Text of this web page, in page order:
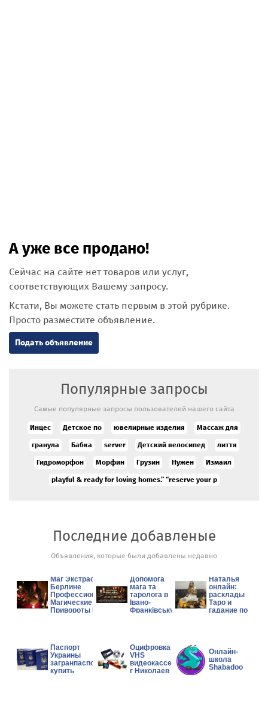
А уже все продано!
Сейчас на сайте нет товаров или услуг,
соответствующих Вашему запросу.
Кстати, Вы можете стать первым в этой рубрике.
Просто разместите объявление.
Подать объявление
Популярные запросы
Самые популярные запросы пользователей нашего сайта
Инцес Детское по ювелирные изделия Массаж для
гранула Бабка server Детский велосипед лиття
Гидроморфон Морфин Грузин Нужен Измаил
playful & ready for loving homes.” “reserve your p
Последние добавленые
Объявления, которые были добавлены недавно
Маг Экстрасенс в
Берлине
Профессиональные
Магические Услуги
Привороты Гадание
Допомога
мага та
таролога в
Івано-
Франківську.
Наталья
онлайн:
расклады
Таро и
гадание по
Паспорт
Украины
загранпаспорт
купить
Оцифровка
VHS
видеокассет
г Николаев
Онлайн-
школа
Shabadoo